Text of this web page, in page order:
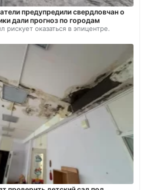
предупредили свердловчан о
дали прогноз по городам
рискует оказаться в эпицентре.